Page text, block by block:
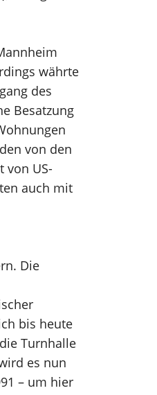
währte
des
Besatzung
von den
von US-
auch mit
Die
bis heute
Turnhalle
es nun
– um hier